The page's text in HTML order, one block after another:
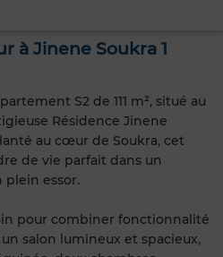
à Jinene Soukra 1
S2 de 111 m², situé au
Résidence Jinene
au cœur de Soukra, cet
de vie parfait dans un
essor.
pour combiner fonctionnalité
salon lumineux et spacieux,